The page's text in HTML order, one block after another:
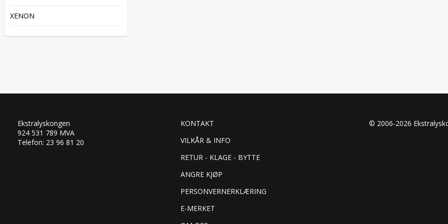
XENON
Ekstralyskongen
924 531 789 MVA
Telefon: 23 96 81 20
KONTAKT
VILKÅR & INFO
RETUR - KLAGE - BYTTE
ANGRE KJØP
PERSONVERNERKLÆRING
E-MERKET
© 2006-2026